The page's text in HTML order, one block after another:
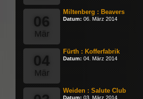
06
Mär
Miltenberg : Beavers
Datum: 06. März 2014
04
Mär
Fürth : Kofferfabrik
Datum: 04. März 2014
Weiden : Salute Club
Datum: 03. März 2014